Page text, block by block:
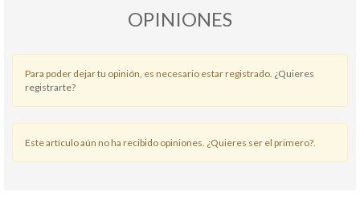
OPINIONES
Para poder dejar tu opinión, es necesario estar registrado. ¿Quieres
registrarte?
Este artículo aún no ha recibido opiniones. ¿Quieres ser el primero?.